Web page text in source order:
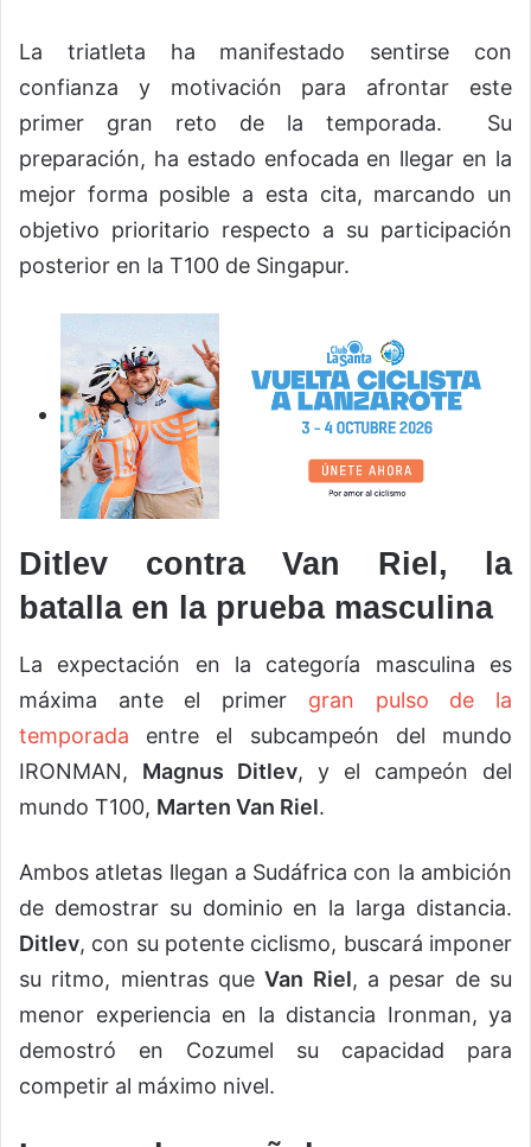
La triatleta ha manifestado sentirse con
confianza y motivación para afrontar este
primer gran reto de la temporada. Su
preparación, ha estado enfocada en llegar en la
mejor forma posible a esta cita, marcando un
objetivo prioritario respecto a su participación
posterior en la T100 de Singapur.
Ditlev contra Van Riel, la
batalla en la prueba masculina
La expectación en la categoría masculina es
máxima ante el primer gran pulso de la
temporada entre el subcampeón del mundo
IRONMAN, Magnus Ditlev, y el campeón del
mundo T100, Marten Van Riel.
Ambos atletas llegan a Sudáfrica con la ambición
de demostrar su dominio en la larga distancia.
Ditlev, con su potente ciclismo, buscará imponer
su ritmo, mientras queVan Riel, a pesar de su
menor experiencia en la distancia Ironman, ya
demostró en Cozumel su capacidad para
competir al máximo nivel.